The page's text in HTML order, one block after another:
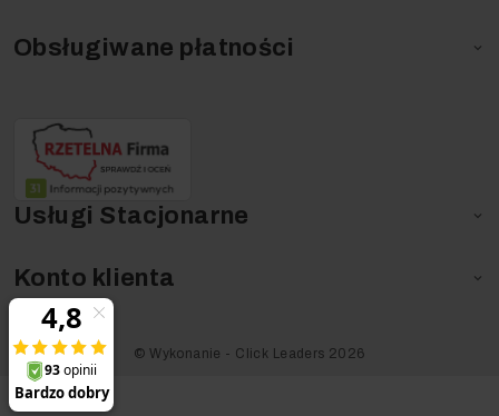
Obsługiwane płatności 
Usługi Stacjonarne 
Konto klienta 
©️ Wykonanie - Click Leaders 2026